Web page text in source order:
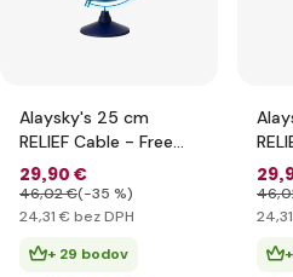
Alaysky's 25 cm
RELIEF Cable - Free
Globe Physical /
29,90 €
46,02 €(-35 %)
24,31 € bez DPH
+ 29 bodov
29
46
24